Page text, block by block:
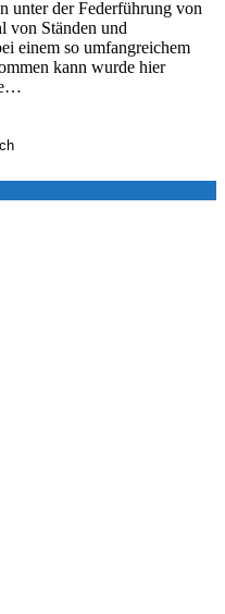
unter der Federführung von
von Ständen und
einem so umfangreichem
kann wurde hier